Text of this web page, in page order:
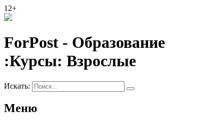
12+
ForPost - Образование
:Курсы: Взрослые
Искать:
Меню